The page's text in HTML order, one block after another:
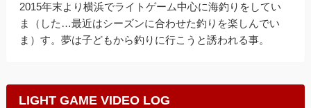
2015年末より横浜でライトゲーム中心に海釣りをしてい
ま（した…最近はシーズンに合わせた釣りを楽しんでい
ま）す。夢は子どもから釣りに行こうと誘われる事。
LIGHT GAME VIDEO LOG